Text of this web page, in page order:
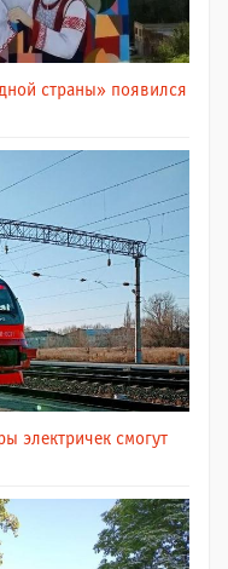
страны» появился
электричек смогут